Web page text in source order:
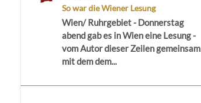
So war die Wiener Lesung
Wien/ Ruhrgebiet - Donnerstag
abend gab es in Wien eine Lesung -
vom Autor dieser Zeilen gemeinsam
mit dem dem...